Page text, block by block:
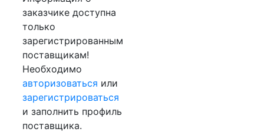
заказчике доступна
только
зарегистрированным
поставщикам!
Необходимо
авторизоваться или
зарегистрироваться
и заполнить профиль
поставщика.